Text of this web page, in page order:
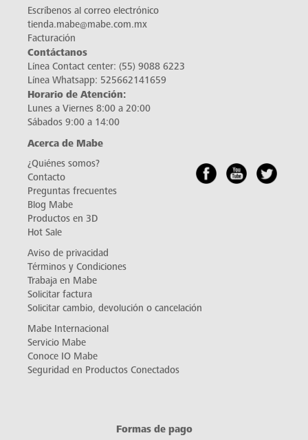
Escríbenos al correo electrónico
tienda.mabe@mabe.com.mx
Facturación
Contáctanos
Línea Contact center: (55) 9088 6223
Línea Whatsapp: 525662141659
Horario de Atención:
Lunes a Viernes 8:00 a 20:00
Sábados 9:00 a 14:00
Acerca de Mabe
¿Quiénes somos?
Contacto
Preguntas frecuentes
Blog Mabe
Productos en 3D
Hot Sale
Aviso de privacidad
Términos y Condiciones
Trabaja en Mabe
Solicitar factura
Solicitar cambio, devolución o cancelación
Mabe Internacional
Servicio Mabe
Conoce IO Mabe
Seguridad en Productos Conectados
Formas de pago